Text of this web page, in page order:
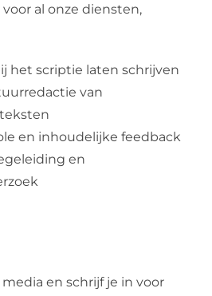
al onze diensten,
het scriptie laten schrijven
van
en inhoudelijke feedback
en
en schrijf je in voor